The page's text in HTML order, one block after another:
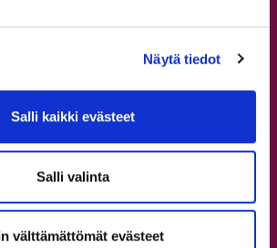
Näytä tiedot
Salli kaikki evästeet
Salli valinta
välttämättömät evästeet